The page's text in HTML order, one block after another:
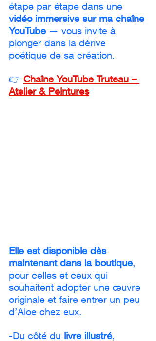
étape par étape dans une
vidéo immersive sur ma chaîne
YouTube — vous invite à
plonger dans la dérive
poétique de sa création.
👉 Chaîne YouTube Truteau –
Atelier & Peintures
Elle est disponible dès
maintenant dans la boutique,
pour celles et ceux qui
souhaitent adopter une œuvre
originale et faire entrer un peu
d’Aloe chez eux.
-Du côté du livre illustré,